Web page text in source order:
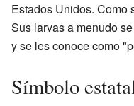
Estados Unidos. Como
Sus larvas a menudo
y se les conoce como
Símbolo